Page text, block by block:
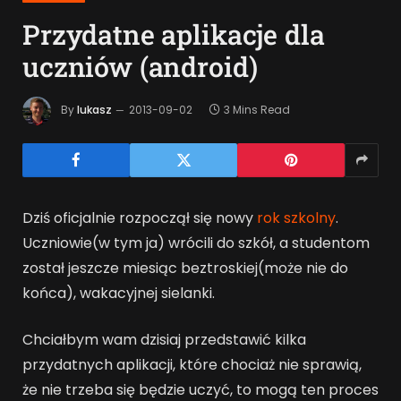
Przydatne aplikacje dla
uczniów (android)
Bylukasz 2013-09-02 3 Mins Read
Dziś oficjalnie rozpoczął się nowy rok szkolny.
Uczniowie(w tym ja) wrócili do szkół, a studentom
został jeszcze miesiąc beztroskiej(może nie do
końca), wakacyjnej sielanki.
Chciałbym wam dzisiaj przedstawić kilka
przydatnych aplikacji, które chociaż nie sprawią,
że nie trzeba się będzie uczyć, to mogą ten proces